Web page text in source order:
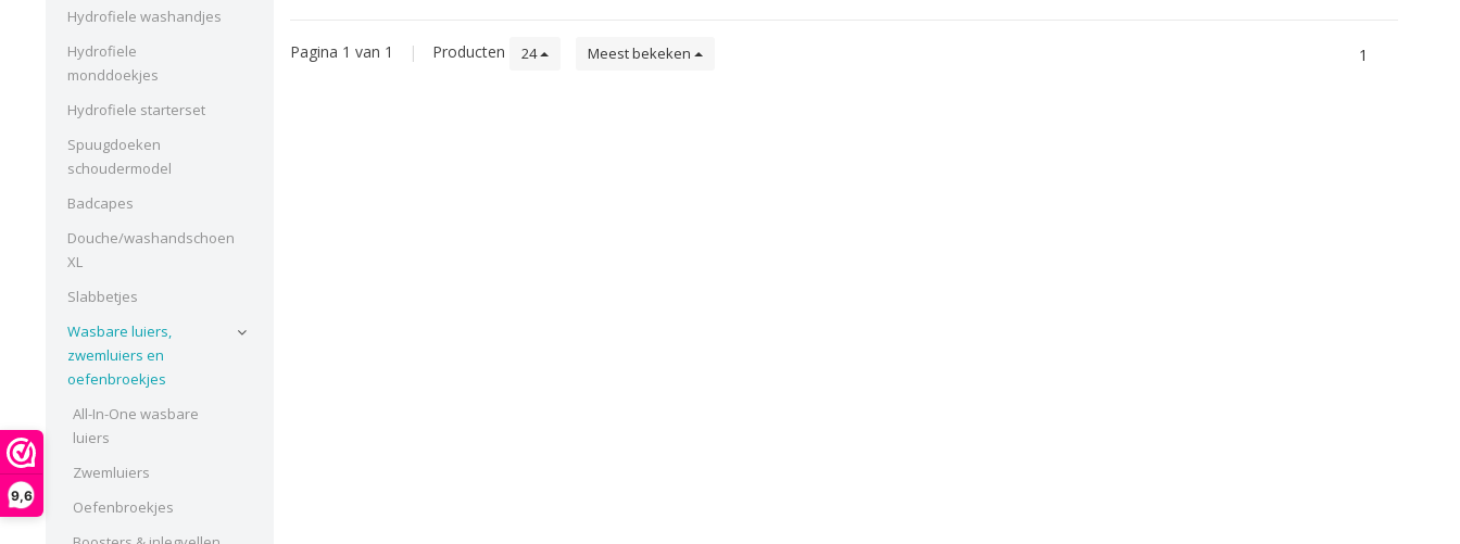
9,6
Hydrofiele washandjes
Hydrofiele
monddoekjes
Hydrofiele starterset
Spuugdoeken
schoudermodel
Badcapes
Douche/washandschoen
XL
Slabbetjes
Wasbare luiers,
zwemluiers en
oefenbroekjes
All-In-One wasbare
luiers
Zwemluiers
Oefenbroekjes
Pagina 1 van 1 | Producten 24 Meest bekeken 1